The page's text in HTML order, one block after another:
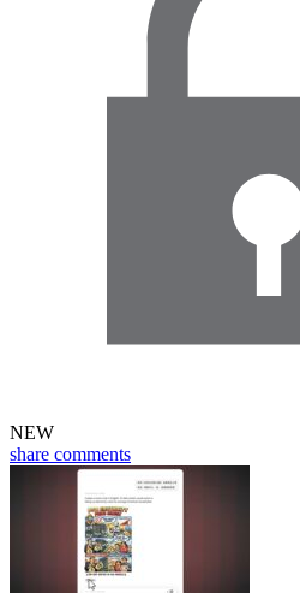
NEW
share comments